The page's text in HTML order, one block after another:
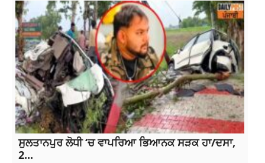
ਸੁਲਤਾਨਪੁਰ ਲੋਧੀ ‘ਚ ਵਾਪਰਿਆ ਭਿਆਨਕ ਸੜਕ ਹਾ/ਦਸਾ,
2...